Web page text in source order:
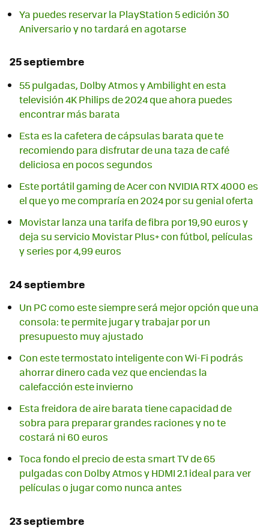
Ya puedes reservar la PlayStation 5 edición 30
Aniversario y no tardará en agotarse
25 septiembre
55 pulgadas, Dolby Atmos y Ambilight en esta
televisión 4K Philips de 2024 que ahora puedes
encontrar más barata
Esta es la cafetera de cápsulas barata que te
recomiendo para disfrutar de una taza de café
deliciosa en pocos segundos
Este portátil gaming de Acer con NVIDIA RTX 4000 es
el que yo me compraría en 2024 por su genial oferta
Movistar lanza una tarifa de fibra por 19,90 euros y
deja su servicio Movistar Plus+ con fútbol, películas
y series por 4,99 euros
24 septiembre
Un PC como este siempre será mejor opción que una
consola: te permite jugar y trabajar por un
presupuesto muy ajustado
Con este termostato inteligente con Wi-Fi podrás
ahorrar dinero cada vez que enciendas la
calefacción este invierno
Esta freidora de aire barata tiene capacidad de
sobra para preparar grandes raciones y no te
costará ni 60 euros
Toca fondo el precio de esta smart TV de 65
pulgadas con Dolby Atmos y HDMI 2.1 ideal para ver
películas o jugar como nunca antes
23 septiembre